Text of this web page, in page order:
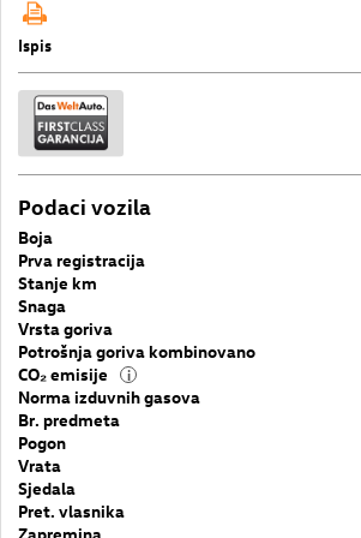
Ispis
Podaci vozila
Boja
Prva registracija
Stanje km
Snaga
Vrsta goriva
Potrošnja goriva kombinovano
CO₂ emisije
i
Norma izduvnih gasova
Br. predmeta
Pogon
Vrata
Sjedala
Pret. vlasnika
Zapremina